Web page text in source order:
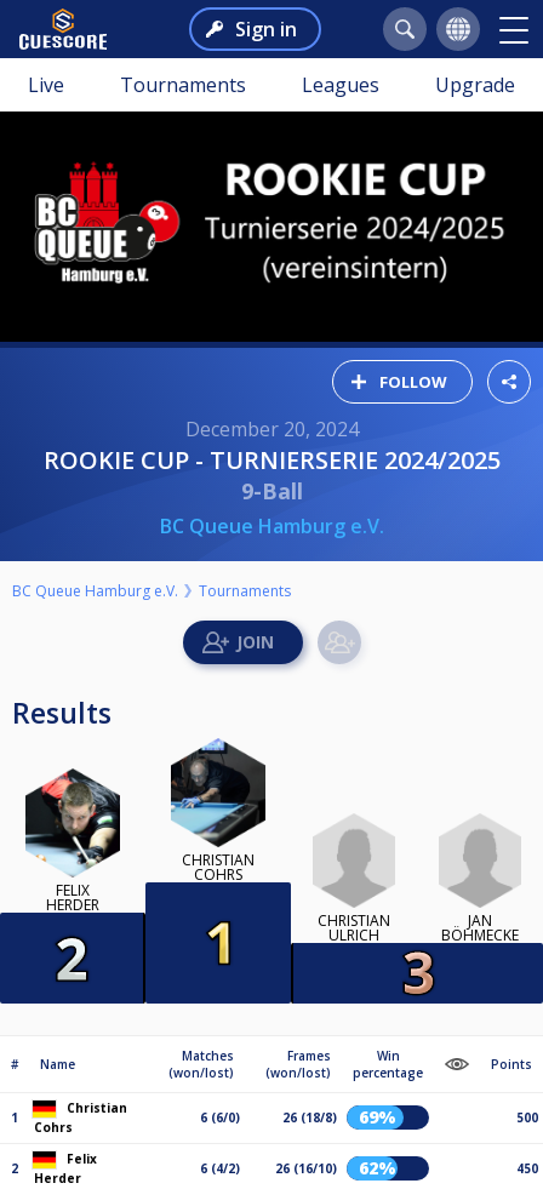
Sign in
Live Tournaments Leagues Upgrade
FOLLOW
December 20, 2024
ROOKIE CUP - TURNIERSERIE 2024/2025
9-Ball
BC Queue Hamburg e.V.
BC Queue Hamburg e.V. Tournaments
Results
FELIX
HERDER
CHRISTIAN
COHRS
CHRISTIAN
ULRICH
JAN
BÖHMECKE
# Name
Matches
(won/lost)
Frames
(won/lost)
Win
percentage
Points
1
Christian
Cohrs
6 (6/0) 26 (18/8) 69% 500
2
Felix
Herder
6 (4/2) 26 (16/10) 62% 450